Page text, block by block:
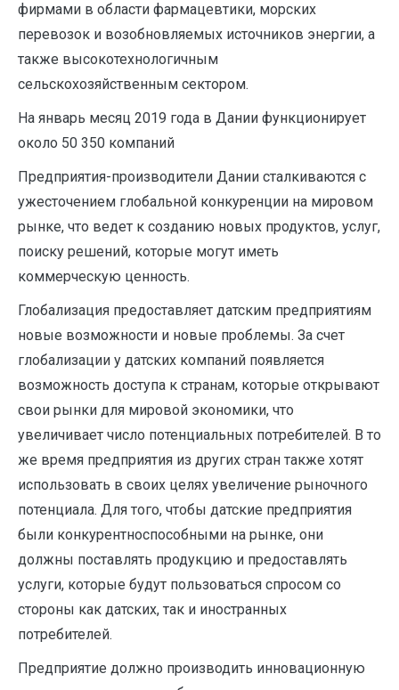
фирмами в области фармацевтики, морских
перевозок и возобновляемых источников энергии, а
также высокотехнологичным
сельскохозяйственным сектором.
На январь месяц 2019 года в Дании функционирует
около 50 350 компаний
Предприятия-производители Дании сталкиваются с
ужесточением глобальной конкуренции на мировом
рынке, что ведет к созданию новых продуктов, услуг,
поиску решений, которые могут иметь
коммерческую ценность.
Глобализация предоставляет датским предприятиям
новые возможности и новые проблемы. За счет
глобализации у датских компаний появляется
возможность доступа к странам, которые открывают
свои рынки для мировой экономики, что
увеличивает число потенциальных потребителей. В то
же время предприятия из других стран также хотят
использовать в своих целях увеличение рыночного
потенциала. Для того, чтобы датские предприятия
были конкурентноспособными на рынке, они
должны поставлять продукцию и предоставлять
услуги, которые будут пользоваться спросом со
стороны как датских, так и иностранных
потребителей.
Предприятие должно производить инновационную